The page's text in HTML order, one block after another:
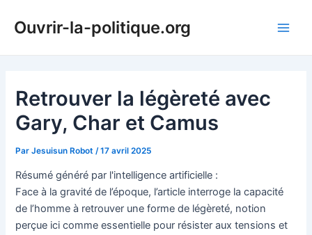
Ouvrir-la-politique.org
Retrouver la légèreté avec
Gary, Char et Camus
ParJesuisun Robot /17 avril 2025
Résumé généré par l'intelligence artificielle :
Face à la gravité de l’époque, l’article interroge la capacité
de l’homme à retrouver une forme de légèreté, notion
perçue ici comme essentielle pour résister aux tensions et